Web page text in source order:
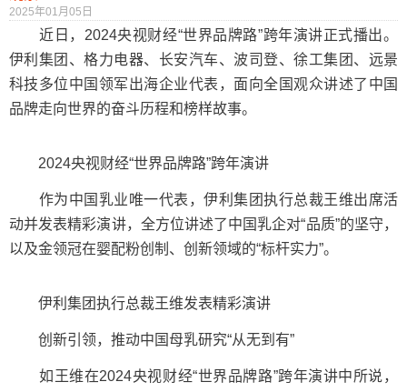
2025年01月05日
近日，2024央视财经“世界品牌路”跨年演讲正式播出。
伊利集团、格力电器、长安汽车、波司登、徐工集团、远景
科技多位中国领军出海企业代表，面向全国观众讲述了中国
品牌走向世界的奋斗历程和榜样故事。
2024央视财经“世界品牌路”跨年演讲
作为中国乳业唯一代表，伊利集团执行总裁王维出席活
动并发表精彩演讲，全方位讲述了中国乳企对“品质”的坚守，
以及金领冠在婴配粉创制、创新领域的“标杆实力”。
伊利集团执行总裁王维发表精彩演讲
创新引领，推动中国母乳研究“从无到有”
如王维在2024央视财经“世界品牌路”跨年演讲中所说，